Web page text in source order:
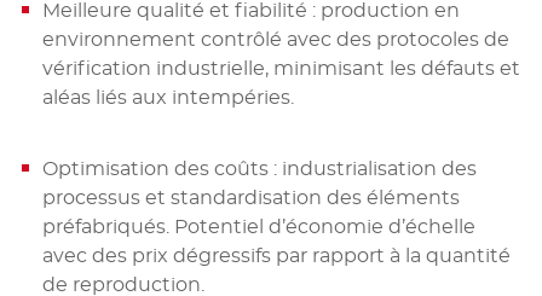
Meilleure qualité et fiabilité : production en
environnement contrôlé avec des protocoles de
vérification industrielle, minimisant les défauts et
aléas liés aux intempéries.
Optimisation des coûts : industrialisation des
processus et standardisation des éléments
préfabriqués. Potentiel d’économie d’échelle
avec des prix dégressifs par rapport à la quantité
de reproduction.